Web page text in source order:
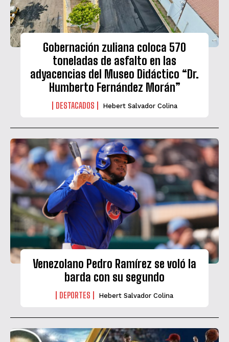
Gobernación zuliana coloca 570
toneladas de asfalto en las
adyacencias del Museo Didáctico “Dr.
Humberto Fernández Morán”
DESTACADOS Hebert Salvador Colina
Venezolano Pedro Ramírez se voló la
barda con su segundo
DEPORTES Hebert Salvador Colina